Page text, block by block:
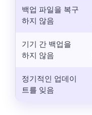
백업 파일을 복구
하지 않음
기기 간 백업을
하지 않음
정기적인 업데이
트를 잊음